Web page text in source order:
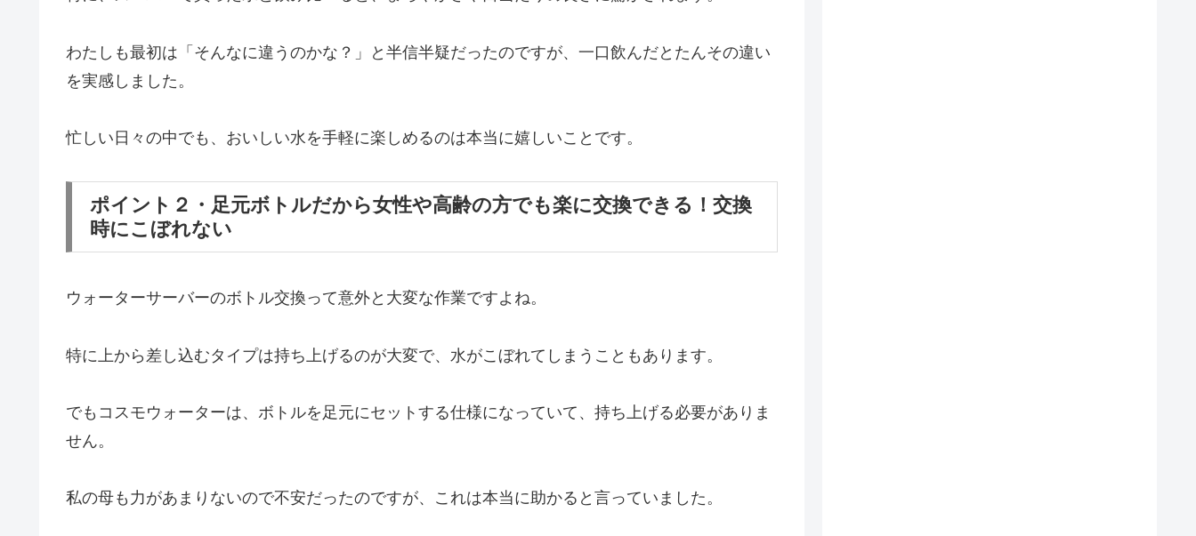
わたしも最初は「そんなに違うのかな？」と半信半疑だったのですが、一口飲んだとたんその違い
を実感しました。
忙しい日々の中でも、おいしい水を手軽に楽しめるのは本当に嬉しいことです。
ポイント２・足元ボトルだから女性や高齢の方でも楽に交換できる！交換
時にこぼれない
ウォーターサーバーのボトル交換って意外と大変な作業ですよね。
特に上から差し込むタイプは持ち上げるのが大変で、水がこぼれてしまうこともあります。
でもコスモウォーターは、ボトルを足元にセットする仕様になっていて、持ち上げる必要がありま
せん。
私の母も力があまりないので不安だったのですが、これは本当に助かると言っていました。